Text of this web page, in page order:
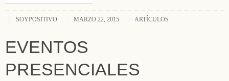
SOYPOSITIVO MARZO 22, 2015 ARTÍCULOS
EVENTOS
PRESENCIALES